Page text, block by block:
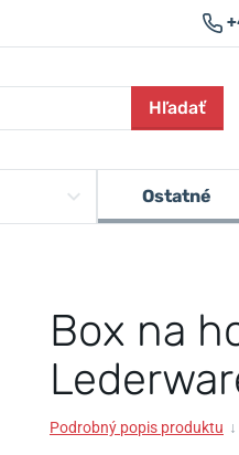
Hľadať
Ostatné
Box na
Podrobný popis produktu ↓